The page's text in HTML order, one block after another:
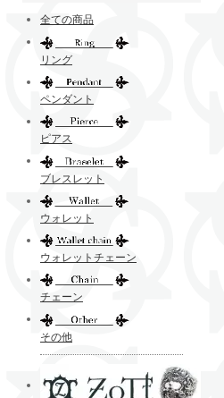
全ての商品
リング
ペンダント
ピアス
ブレスレット
ウォレット
ウォレットチェーン
チェーン
その他